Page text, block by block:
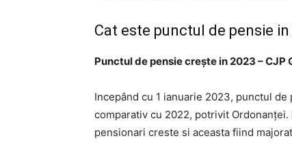
Cat este punctul de pensie in
Punctul de pensie crește in 2023 – CJP
Incepând cu 1 ianuarie 2023, punctul de
comparativ cu 2022, potrivit
pensionari creste si aceasta fiind